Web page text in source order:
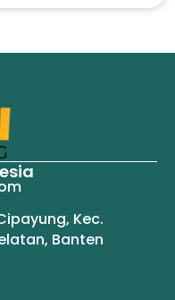
Kec.
Banten